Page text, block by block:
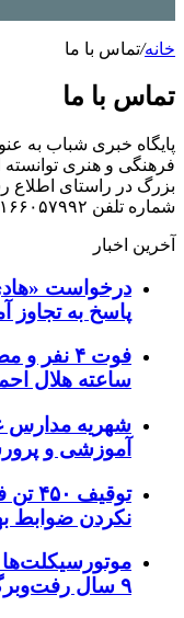
خانه/تماس با ما
تماس با ما
پایگاه خبری شباب به
فرهنگی و هنری
بزرگ در راستای اطلاع
شماره تلفن ۰۲۱۶۶۰۵۷۹۹۲ و یا ایمیل ads@shnews.ir تماس بگیرید.
آخرین اخبار
درخواست
پاسخ به تجاوز
ساعته هلال
شهریه مدارس
آموزشی و
نکردن ضوابط
۹ سال رفت‌وبرگشت دارد